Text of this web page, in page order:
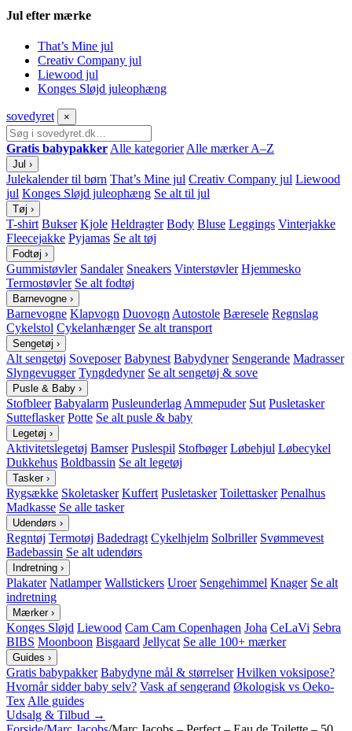
Jul efter mærke
That’s Mine jul
Creativ Company jul
Liewood jul
Konges Sløjd juleophæng
sovedyret ×
Gratis babypakker Alle kategorier Alle mærker A–Z
Jul ›
Julekalender til børn That’s Mine jul Creativ Company jul Liewood
jul Konges Sløjd juleophæng Se alt til jul
Tøj ›
T-shirt Bukser Kjole Heldragter Body Bluse Leggings Vinterjakke
Fleecejakke Pyjamas Se alt tøj
Fodtøj ›
Gummistøvler Sandaler Sneakers Vinterstøvler Hjemmesko
Termostøvler Se alt fodtøj
Barnevogne ›
Barnevogne Klapvogn Duovogn Autostole Bæresele Regnslag
Cykelstol Cykelanhænger Se alt transport
Sengetøj ›
Alt sengetøj Soveposer Babynest Babydyner Sengerande Madrasser
Slyngevugger Tyngdedyner Se alt sengetøj & sove
Pusle & Baby ›
Stofbleer Babyalarm Pusleunderlag Ammepuder Sut Pusletasker
Sutteflasker Potte Se alt pusle & baby
Legetøj ›
Aktivitetslegetøj Bamser Puslespil Stofbøger Løbehjul Løbecykel
Dukkehus Boldbassin Se alt legetøj
Tasker ›
Rygsække Skoletasker Kuffert Pusletasker Toilettasker Penalhus
Madkasse Se alle tasker
Udendørs ›
Regntøj Termotøj Badedragt Cykelhjelm Solbriller Svømmevest
Badebassin Se alt udendørs
Indretning ›
Plakater Natlamper Wallstickers Uroer Sengehimmel Knager Se alt
indretning
Mærker ›
Konges Sløjd Liewood Cam Cam Copenhagen Joha CeLaVi Sebra
BIBS Moonboon Bisgaard Jellycat Se alle 100+ mærker
Guides ›
Gratis babypakker Babydyne mål & størrelser Hvilken voksipose?
Hvornår sidder baby selv? Vask af sengerand Økologisk vs Oeko-
Tex Alle guides
Udsalg & Tilbud →